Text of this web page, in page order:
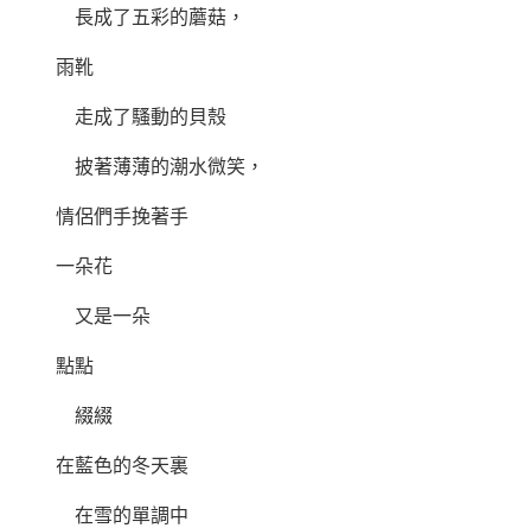
長成了五彩的蘑菇，
雨靴
走成了騷動的貝殼
披著薄薄的潮水微笑，
情侶們手挽著手
一朵花
又是一朵
點點
綴綴
在藍色的冬天裏
在雪的單調中